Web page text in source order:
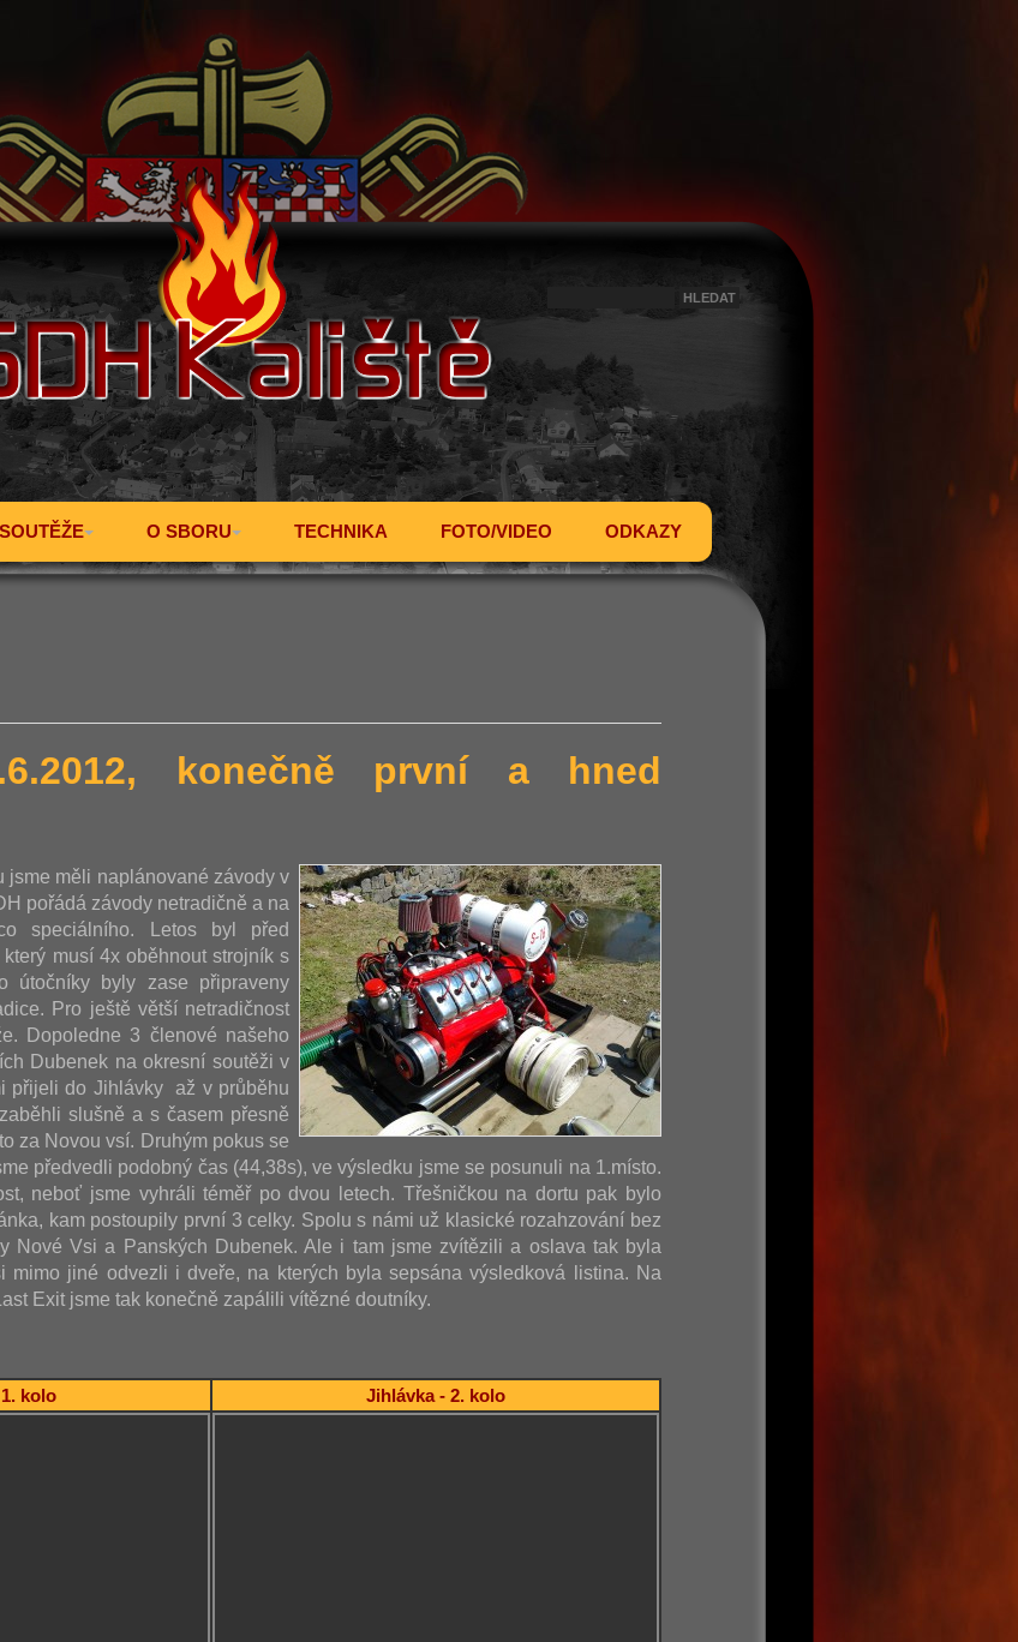
SOUTĚŽE O SBORU TECHNIKA FOTO/VIDEO ODKAZY
konečně první a hned
jsme měli naplánované závody v
pořádá závody netradičně a na
speciálního. Letos byl před
musí 4x oběhnout strojník s
útočníky byly zase připraveny
Pro ještě větší netradičnost
Dopoledne 3 členové našeho
Dubenek na okresní soutěži v
přijeli do Jihlávky až v průběhu
slušně a s časem přesně
za Novou vsí. Druhým pokus se
předvedli podobný čas (44,38s), ve výsledku jsme se posunuli na 1.místo.
neboť jsme vyhráli téměř po dvou letech. Třešničkou na dortu pak bylo
kam postoupily první 3 celky. Spolu s námi už klasické rozahzování bez
Nové Vsi a Panských Dubenek. Ale i tam jsme zvítězili a oslava tak byla
mimo jiné odvezli i dveře, na kterých byla sepsána výsledková listina. Na
Exit jsme tak konečně zapálili vítězné doutníky.
kolo Jihlávka - 2. kolo